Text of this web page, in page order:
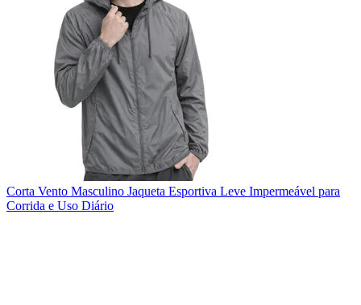
Corta Vento Masculino Jaqueta Esportiva Leve Impermeável para
Corrida e Uso Diário